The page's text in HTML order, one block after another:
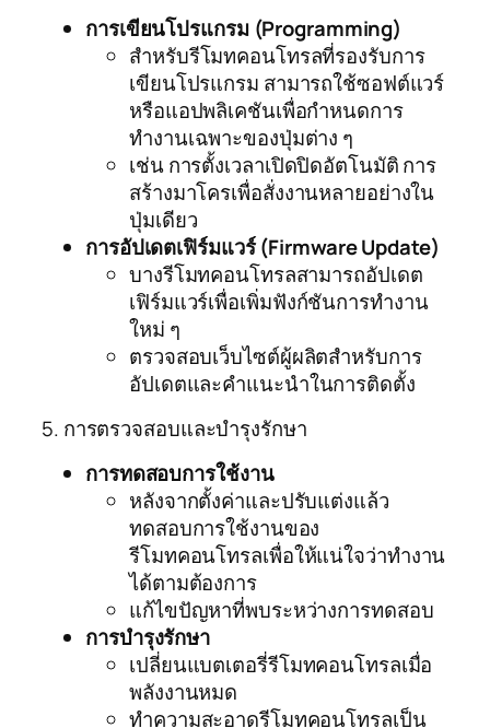
การเขียนโปรแกรม (Programming)
สำหรับรีโมทคอนโทรลที่รองรับการ
เขียนโปรแกรม สามารถใช้ซอฟต์แวร์
หรือแอปพลิเคชันเพื่อกำหนดการ
ทำงานเฉพาะของปุ่มต่าง ๆ
เช่น การตั้งเวลาเปิดปิดอัตโนมัติ การ
สร้างมาโครเพื่อสั่งงานหลายอย่างใน
ปุ่มเดียว
การอัปเดตเฟิร์มแวร์ (Firmware Update)
บางรีโมทคอนโทรลสามารถอัปเดต
เฟิร์มแวร์เพื่อเพิ่มฟังก์ชันการทำงาน
ใหม่ ๆ
ตรวจสอบเว็บไซต์ผู้ผลิตสำหรับการ
อัปเดตและคำแนะนำในการติดตั้ง
5. การตรวจสอบและบำรุงรักษา
การทดสอบการใช้งาน
หลังจากตั้งค่าและปรับแต่งแล้ว
ทดสอบการใช้งานของ
รีโมทคอนโทรลเพื่อให้แน่ใจว่าทำงาน
ได้ตามต้องการ
แก้ไขปัญหาที่พบระหว่างการทดสอบ
การบำรุงรักษา
เปลี่ยนแบตเตอรี่รีโมทคอนโทรลเมื่อ
พลังงานหมด
ทำความสะอาดรีโมทคอนโทรลเป็น